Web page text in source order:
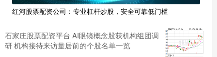
红河股票配资公司：专业杠杆炒股，安全可靠低门槛
石家庄股票配资平台 AI眼镜概念股获机构组团调
研 机构接待来访量居前的个股名单一览